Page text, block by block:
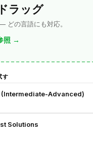
ラッグ
どの言語にも対応。
照 →
す
Advanced)
Solutions